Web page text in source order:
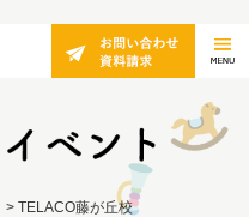
> TELACO藤が丘校